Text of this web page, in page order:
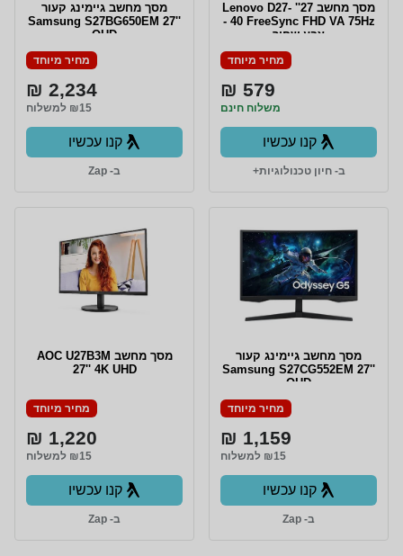
מסך מחשב 27'' Lenovo D27-
40 FreeSync FHD VA 75Hz -
צבע שחור
מחיר מיוחד
579 ₪
משלוח חינם
קנו עכשיו
ב- חיון טכנולוגיות+
מסך מחשב גיימינג קעור
Samsung S27BG650EM 27''
QHD
מחיר מיוחד
2,234 ₪
₪15 למשלוח
קנו עכשיו
ב- Zap
מסך מחשב גיימינג קעור
Samsung S27CG552EM 27''
QHD
מחיר מיוחד
1,159 ₪
₪15 למשלוח
קנו עכשיו
ב- Zap
מסך מחשב AOC U27B3M
27'' 4K UHD
מחיר מיוחד
1,220 ₪
₪15 למשלוח
קנו עכשיו
ב- Zap